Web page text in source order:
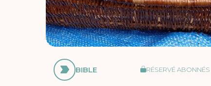
BIBLE RÉSERVÉ ABONNÉS